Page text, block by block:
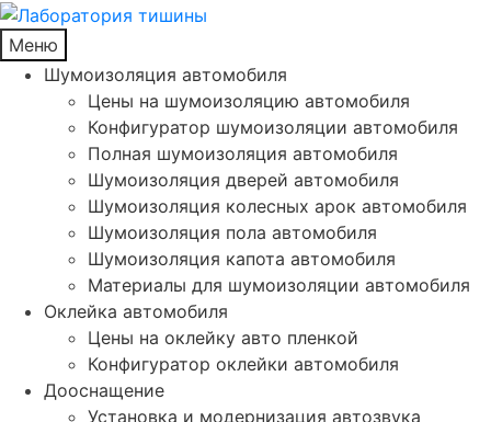
Меню
Шумоизоляция автомобиля
Цены на шумоизоляцию автомобиля
Конфигуратор шумоизоляции автомобиля
Полная шумоизоляция автомобиля
Шумоизоляция дверей автомобиля
Шумоизоляция колесных арок автомобиля
Шумоизоляция пола автомобиля
Шумоизоляция капота автомобиля
Материалы для шумоизоляции автомобиля
Оклейка автомобиля
Цены на оклейку авто пленкой
Конфигуратор оклейки автомобиля
Дооснащение
Установка и модернизация автозвука